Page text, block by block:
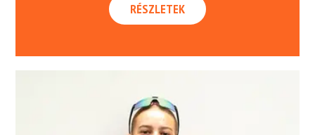
RÉSZLETEK